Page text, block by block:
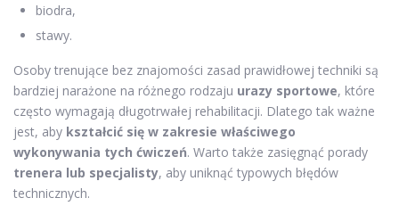
biodra,
stawy.
Osoby trenujące bez znajomości zasad prawidłowej techniki są
bardziej narażone na różnego rodzaju urazy sportowe, które
często wymagają długotrwałej rehabilitacji. Dlatego tak ważne
jest, aby kształcić się w zakresie właściwego
wykonywania tych ćwiczeń. Warto także zasięgnąć porady
trenera lub specjalisty, aby uniknąć typowych błędów
technicznych.